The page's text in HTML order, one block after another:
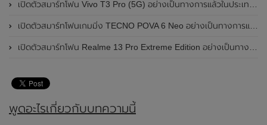
เปิดตัวสมาร์ทโฟน Vivo T3 Pro (5G) อย่างเป็นทางการแล้วในประเทศอินเดีย
เปิดตัวสมาร์ทโฟนเกมมิ่ง TECNO POVA 6 Neo อย่างเป็นทางการแล้วในประเทศไทย ในราคา 8,499 บาท
เปิดตัวสมาร์ทโฟน Realme 13 Pro Extreme Edition อย่างเป็นทางการแล้วในประเทศจีน
พูดอะไรเกี่ยวกับบทความนี้